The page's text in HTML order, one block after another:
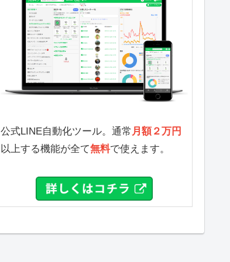
公式LINE自動化ツール。通常 月額２万円
以上する機能が全て無料で使えます。